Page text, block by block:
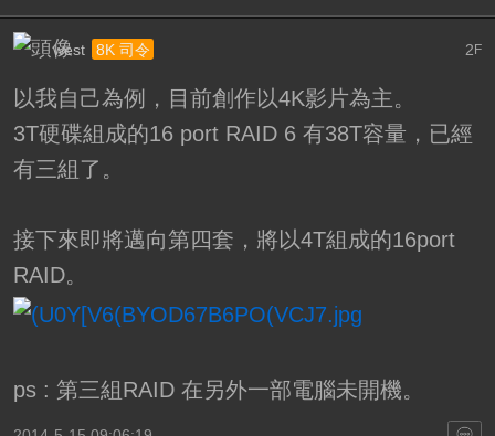
2 F
west 8K 司令
以我自己為例，目前創作以4K影片為主。
3T硬碟組成的16 port RAID 6 有38T容量，已經
有三組了。
接下來即將邁向第四套，將以4T組成的16port
RAID。
ps : 第三組RAID 在另外一部電腦未開機。